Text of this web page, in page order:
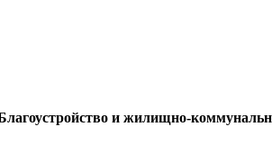
и жилищно-